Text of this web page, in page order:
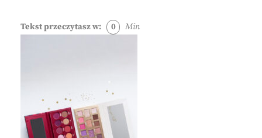
Tekst przeczytasz w: 0 Min